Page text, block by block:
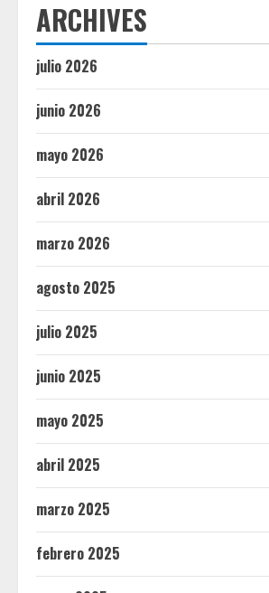
ARCHIVES
julio 2026
junio 2026
mayo 2026
abril 2026
marzo 2026
agosto 2025
julio 2025
junio 2025
mayo 2025
abril 2025
marzo 2025
febrero 2025